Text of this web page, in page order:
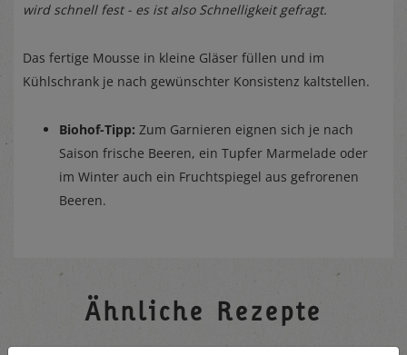
wird schnell fest - es ist also Schnelligkeit gefragt.
Das fertige Mousse in kleine Gläser füllen und im
Kühlschrank je nach gewünschter Konsistenz kaltstellen.
Biohof-Tipp: Zum Garnieren eignen sich je nach
Saison frische Beeren, ein Tupfer Marmelade oder
im Winter auch ein Fruchtspiegel aus gefrorenen
Beeren.
Ähnliche Rezepte